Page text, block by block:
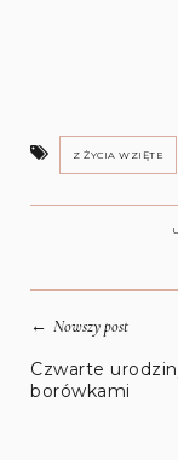
Z ŻYCIA WZIĘTE
←Nowszy post
Czwarte
borówkami